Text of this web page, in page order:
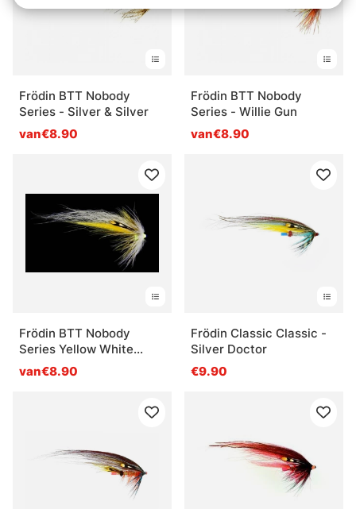
Frödin BTT Nobody
Series - Silver & Silver
van€8.90
Frödin BTT Nobody
Series - Willie Gun
van€8.90
Frödin BTT Nobody
Series Yellow White
Wing
van€8.90
Frödin Classic Classic -
Silver Doctor
€9.90